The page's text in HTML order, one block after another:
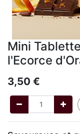
Mini
l'Ecorce
3,50 €